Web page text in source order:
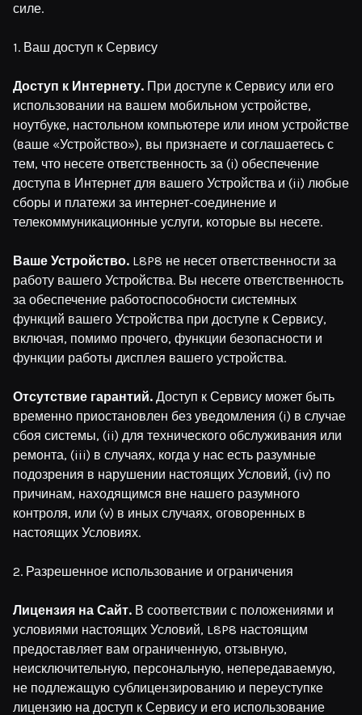
силе.
1. Ваш доступ к Сервису
Доступ к Интернету. При доступе к Сервису или его
использовании на вашем мобильном устройстве,
ноутбуке, настольном компьютере или ином устройстве
(ваше «Устройство»), вы признаете и соглашаетесь с
тем, что несете ответственность за (i) обеспечение
доступа в Интернет для вашего Устройства и (ii) любые
сборы и платежи за интернет-соединение и
телекоммуникационные услуги, которые вы несете.
Ваше Устройство. L8P8 не несет ответственности за
работу вашего Устройства. Вы несете ответственность
за обеспечение работоспособности системных
функций вашего Устройства при доступе к Сервису,
включая, помимо прочего, функции безопасности и
функции работы дисплея вашего устройства.
Отсутствие гарантий. Доступ к Сервису может быть
временно приостановлен без уведомления (i) в случае
сбоя системы, (ii) для технического обслуживания или
ремонта, (iii) в случаях, когда у нас есть разумные
подозрения в нарушении настоящих Условий, (iv) по
причинам, находящимся вне нашего разумного
контроля, или (v) в иных случаях, оговоренных в
настоящих Условиях.
2. Разрешенное использование и ограничения
Лицензия на Сайт. В соответствии с положениями и
условиями настоящих Условий, L8P8 настоящим
предоставляет вам ограниченную, отзывную,
неисключительную, персональную, непередаваемую,
не подлежащую сублицензированию и переуступке
лицензию на доступ к Сервису и его использование